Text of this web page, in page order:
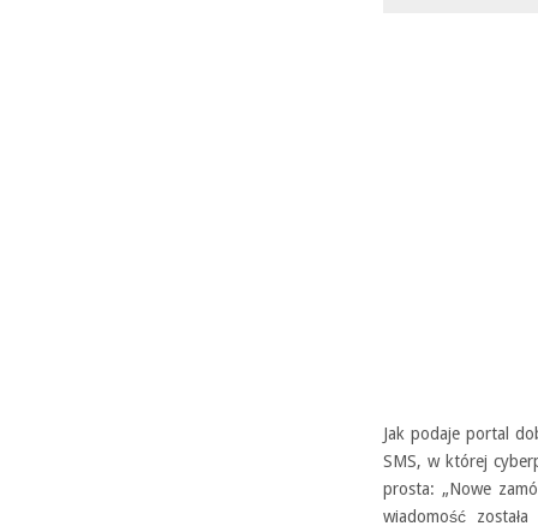
Jak podaje portal
SMS, w której
prosta: „Nowe
wiadomość